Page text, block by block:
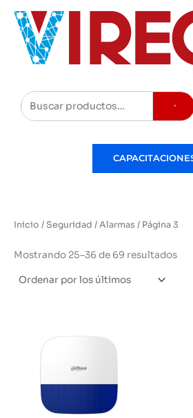
contenido
Inicio /Seguridad /Alarmas / Página 3
Mostrando 25–36 de 69 resultados